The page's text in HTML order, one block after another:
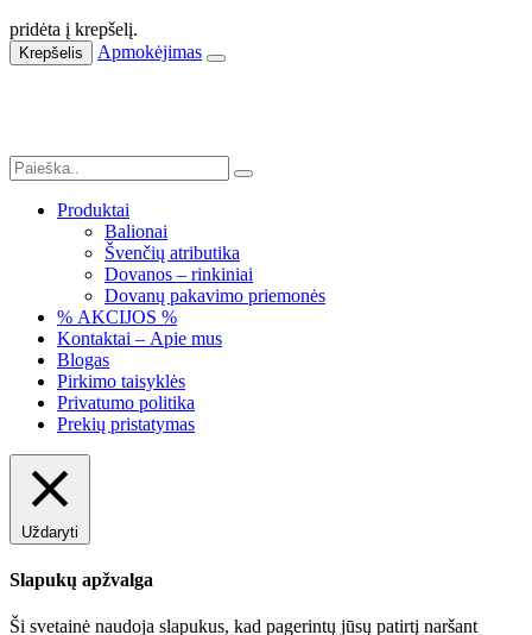
pridėta į krepšelį.
Krepšelis Apmokėjimas
Produktai
Balionai
Švenčių atributika
Dovanos – rinkiniai
Dovanų pakavimo priemonės
% AKCIJOS %
Kontaktai – Apie mus
Blogas
Pirkimo taisyklės
Privatumo politika
Prekių pristatymas
Uždaryti
Slapukų apžvalga
Ši svetainė naudoja slapukus, kad pagerintų jūsų patirtį naršant